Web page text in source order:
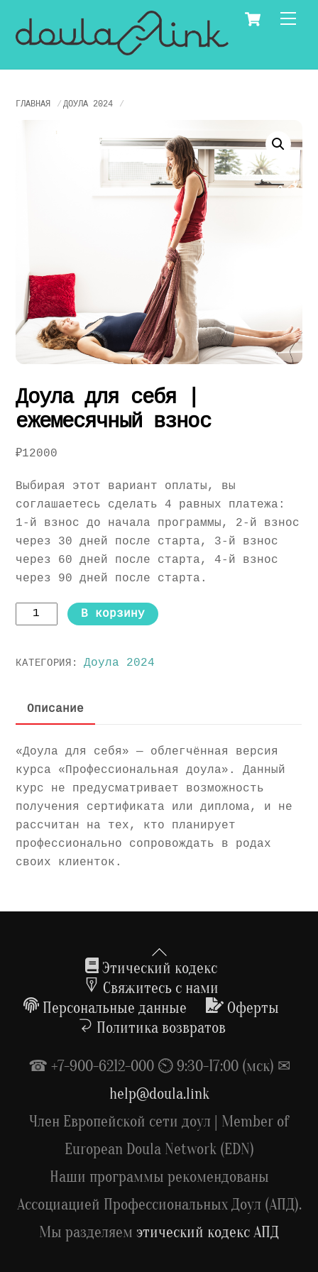
content
Cart
ГЛАВНАЯ ДОУЛА 2024
Доула для себя |
ежемесячный взнос
₽12000
Выбирая этот вариант оплаты, вы
соглашаетесь сделать 4 равных платежа:
1-й взнос до начала программы, 2-й взнос
через 30 дней после старта, 3-й взнос
через 60 дней после старта, 4-й взнос
через 90 дней после старта.
Количество
для
ежемесячный
В корзину
КАТЕГОРИЯ:Доула 2024
Описание
«Доула для себя» — облегчённая версия
курса «Профессиональная доула». Данный
курс не предусматривает возможность
получения сертификата или диплома, и не
рассчитан на тех, кто планирует
профессионально сопровождать в родах
своих клиенток.
Back
To
Top
Этический кодекс
Свяжитесь с нами
Персональные данные
Оферты
Политика возвратов
☎ +7-900-6212-000 ⏲ 9:30-17:00 (мск) ✉
help@doula.link
Член Европейской сети доул | Member of
European Doula Network (EDN)
Наши программы рекомендованы
Ассоциацией Профессиональных Доул (АПД).
Мы разделяем этический кодекс АПД